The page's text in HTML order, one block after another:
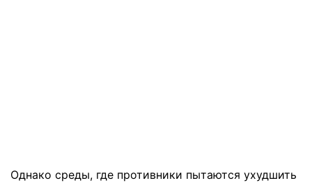
Однако среды, где противники пытаются ухудшить